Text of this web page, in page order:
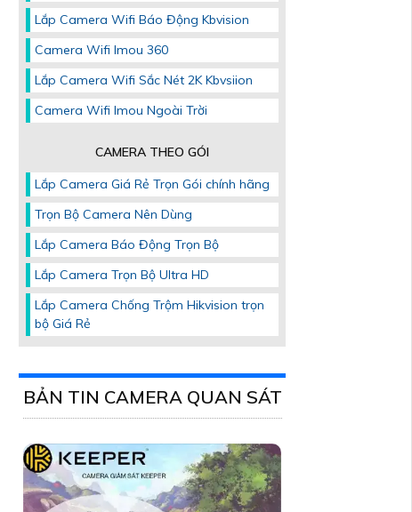
Lắp Camera Wifi Báo Động Kbvision
Camera Wifi Imou 360
Lắp Camera Wifi Sắc Nét 2K Kbvsiion
Camera Wifi Imou Ngoài Trời
CAMERA THEO GÓI
Lắp Camera Giá Rẻ Trọn Gói chính hãng
Trọn Bộ Camera Nên Dùng
Lắp Camera Báo Động Trọn Bộ
Lắp Camera Trọn Bộ Ultra HD
Lắp Camera Chống Trộm Hikvision trọn
bộ Giá Rẻ
BẢN TIN CAMERA QUAN SÁT